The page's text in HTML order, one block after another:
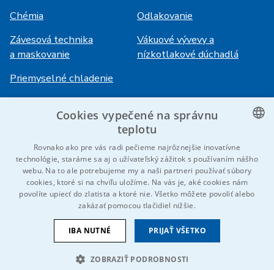
Chémia
Odlakovanie
Závesová technika
a maskovanie
Vákuové vývevy a
nízkotlakové dúchadlá
Priemyselné chladenie
Kariéra
Referencie
Kontaktujte nás
Prihlásenie
HiVision
Technické listy
© 2026 IDEAL-Trade Service, spol. s r.o.
CZECH
GERMAN
Cookies vypečené na správnu
teplotu
Rovnako ako pre vás radi pečieme najrôznejšie inovatívne
technológie, staráme sa aj o užívateľský zážitok s používaním nášho
webu. Na to ale potrebujeme my a naši partneri používať súbory
cookies, ktoré si na chvíľu uložíme. Na vás je, aké cookies nám
povolíte upiecť do zlatista a ktoré nie. Všetko môžete povoliť alebo
zakázať pomocou tlačidiel nižšie.
PRIJAŤ VŠETKO
IBA NUTNÉ
ZOBRAZIŤ PODROBNOSTI